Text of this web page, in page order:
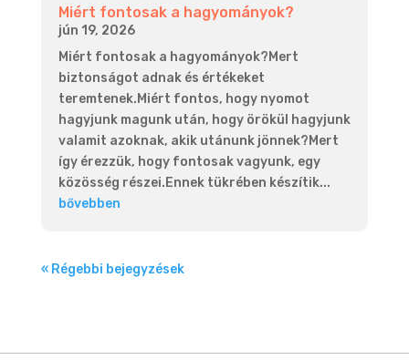
Miért fontosak a hagyományok?
jún 19, 2026
Miért fontosak a hagyományok?Mert
biztonságot adnak és értékeket
teremtenek.Miért fontos, hogy nyomot
hagyjunk magunk után, hogy örökül hagyjunk
valamit azoknak, akik utánunk jönnek?Mert
így érezzük, hogy fontosak vagyunk, egy
közösség részei.Ennek tükrében készítik...
bővebben
« Régebbi bejegyzések